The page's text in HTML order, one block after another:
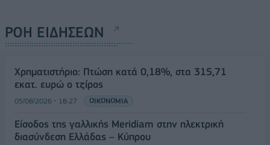
ΡΟΗ ΕΙΔΗΣΕΩΝ
Χρηματιστήριο: Πτώση κατά 0,18%, στα 315,71
εκατ. ευρώ ο τζίρος
05/08/2026 - 18:27 ΟΙΚΟΝΟΜΙΑ
Είσοδος της γαλλικής Meridiam στην ηλεκτρική
διασύνδεση Ελλάδας – Κύπρου